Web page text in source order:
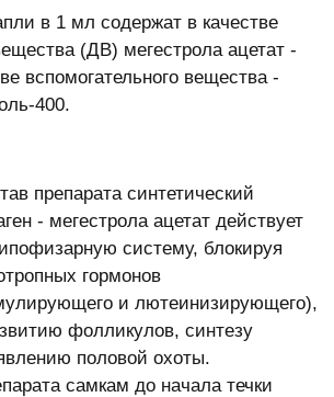
в 1 мл содержат в качестве
(ДВ) мегестрола ацетат -
вспомогательного вещества -
400.
препарата синтетический
- мегестрола ацетат действует
систему, блокируя
гормонов
и лютеинизирующего),
фолликулов, синтезу
половой охоты.
самкам до начала течки